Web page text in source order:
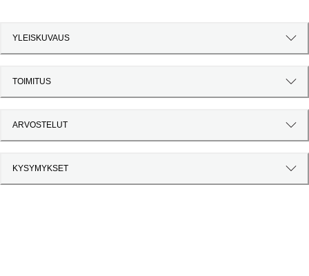
YLEISKUVAUS
TOIMITUS
ARVOSTELUT
KYSYMYKSET